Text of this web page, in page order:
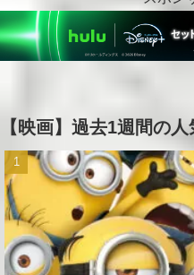
【映画】過去1週間の